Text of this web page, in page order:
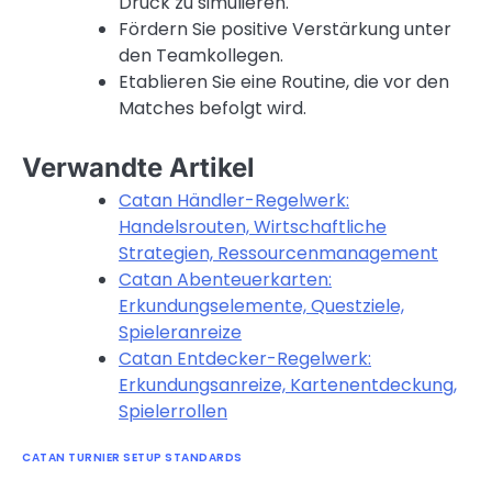
Fördern Sie positive Verstärkung unter
den Teamkollegen.
Etablieren Sie eine Routine, die vor den
Matches befolgt wird.
Verwandte Artikel
Catan Händler-Regelwerk:
Handelsrouten, Wirtschaftliche
Strategien, Ressourcenmanagement
Catan Abenteuerkarten:
Erkundungselemente, Questziele,
Spieleranreize
Catan Entdecker-Regelwerk:
Erkundungsanreize, Kartenentdeckung,
Spielerrollen
CATAN TURNIER SETUP STANDARDS